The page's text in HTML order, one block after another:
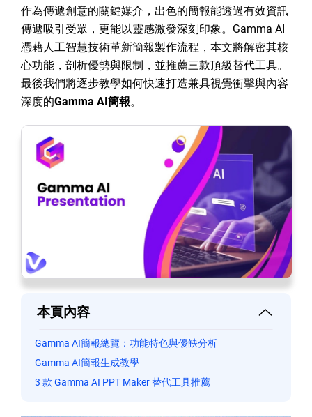
作為傳遞創意的關鍵媒介，出色的簡報能透過有效資訊
傳遞吸引受眾，更能以靈感激發深刻印象。Gamma AI
憑藉人工智慧技術革新簡報製作流程，本文將解密其核
心功能，剖析優勢與限制，並推薦三款頂級替代工具。
最後我們將逐步教學如何快速打造兼具視覺衝擊與內容
深度的Gamma AI簡報。
本頁內容
Gamma AI簡報總覽：功能特色與優缺分析
Gamma AI簡報生成教學
3 款 Gamma AI PPT Maker 替代工具推薦